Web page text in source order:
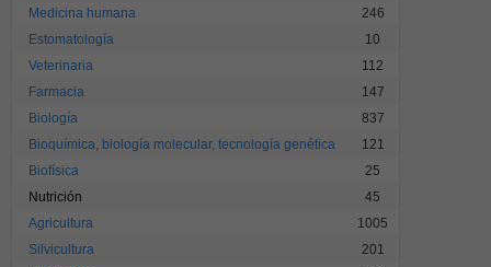
Medicina humana
246
Estomatología
10
Veterinaria
112
Farmacia
147
Biología
837
Bioquímica, biología molecular, tecnología genética
121
Biofísica
25
Nutrición
45
Agricultura
1005
Silvicultura
201